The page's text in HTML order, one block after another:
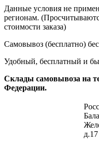
Данные условия не
регионам.
стоимости заказа)
Самовывоз (бесплатно)
Удобный, бесплатный и
Склады самовывоза на
Федерации.
д.17